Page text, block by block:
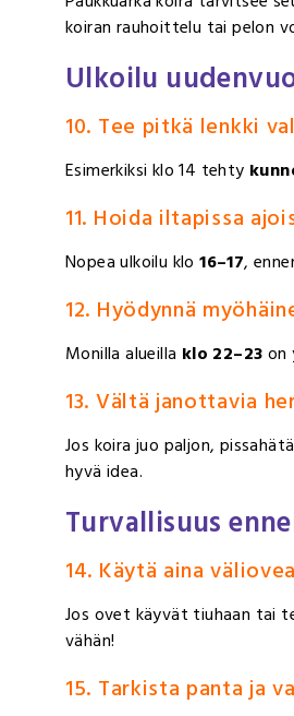
koiran rauhoittelu tai pelon
Ulkoilu
10. Tee pitkä lenkki
Esimerkiksi klo 14 tehty
11. Hoida iltapissa
Nopea ulkoilu klo16–17,
12. Hyödynnä
Monilla alueilla klo 22–23on
13. Vältä janottavia
Jos koira juo paljon,
hyvä idea.
Turvallisuus
14. Käytä aina väliovea
Jos ovet käyvät tiuhaan tai
vähän!
15. Tarkista panta ja